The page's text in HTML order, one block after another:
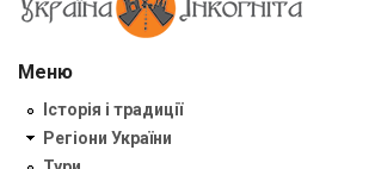
Меню
Історія і традиції
Регіони України